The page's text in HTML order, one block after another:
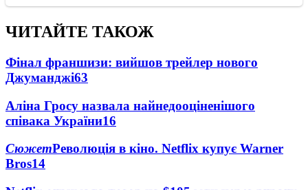
ЧИТАЙТЕ ТАКОЖ
Фінал франшизи: вийшов трейлер нового
Джуманджі63
Аліна Гросу назвала найнедооціненішого
співака України16
СюжетРеволюція в кіно. Netflix купує Warner
Bros14